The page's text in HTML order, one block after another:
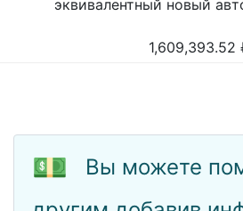
эквивалентный новый
1,609,393.52
💵
Вы можете